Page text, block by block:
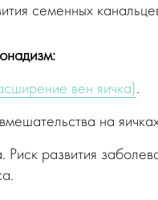
семенных
вен яичка).
на
Риск развития